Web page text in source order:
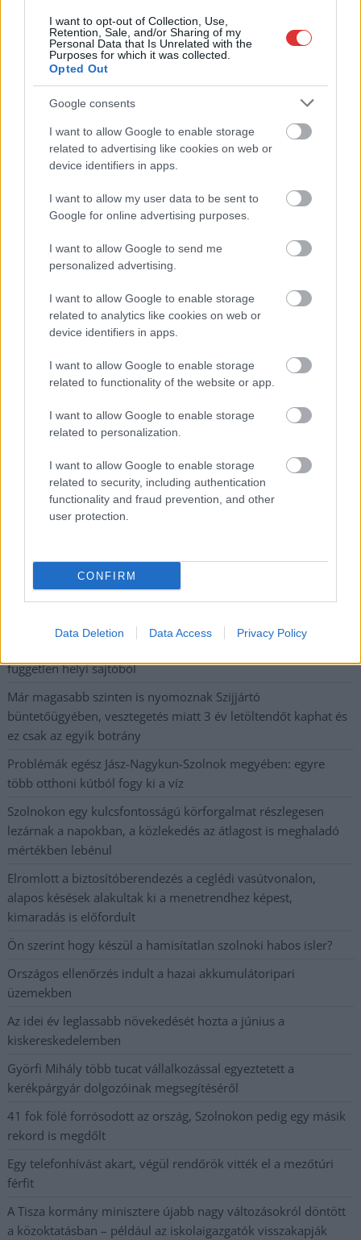
I want to opt-out of Collection, Use,
Retention, Sale, and/or Sharing of my
Personal Data that Is Unrelated with the
Purposes for which it was collected.
Opted Out
Google consents
I want to allow Google to enable storage
related to advertising like cookies on web or
device identifiers in apps.
I want to allow my user data to be sent to
Google for online advertising purposes.
I want to allow Google to send me
personalized advertising.
I want to allow Google to enable storage
related to analytics like cookies on web or
device identifiers in apps.
I want to allow Google to enable storage
related to functionality of the website or app.
I want to allow Google to enable storage
related to personalization.
I want to allow Google to enable storage
related to security, including authentication
functionality and fraud prevention, and other
user protection.
CONFIRM
Data Deletion Data Access Privacy Policy
Hírlevél feliratkozás
meg e-mail címét:
Megismertem és elfogadom a
Nem szeretne lemaradni semmiről? Csak egy kattintás, és hírlevelünk a
legfrissebb információkkal és exkluzív tartalmakkal hétről hétre
postaládájába érkezik!
A SZOL24 legfrissebb 24 cikke
A Tisza Párt Dr. Baka Andrást jelöli köztársasági elnöknek
Óriási, több mint két méteres harcsát fogott a Tiszán a 13 éves
fiú (VIDEÓVAL)
fennakadásokra és pótlóbuszos közlekedésre számítsunk az
egyik Jász-Nagykun-Szolnok megyei vasútvonalon
független helyi sajtóból
Már magasabb szinten is nyomoznak Szijjártó
büntetőügyében, vesztegetés miatt 3 év letöltendőt kaphat és
ez csak az egyik botrány
Problémák egész Jász-Nagykun-Szolnok megyében: egyre
több otthoni kútból fogy ki a víz
Szolnokon egy kulcsfontosságú körforgalmat részlegesen
lezárnak a napokban, a közlekedés az átlagost is meghaladó
mértékben lebénul
Elromlott a biztosítóberendezés a ceglédi vasútvonalon,
alapos késések alakultak ki a menetrendhez képest,
kimaradás is előfordult
Ön szerint hogy készül a hamisítatlan szolnoki habos isler?
Országos ellenőrzés indult a hazai akkumulátoripari
üzemekben
Az idei év leglassabb növekedését hozta a június a
kiskereskedelemben
Györfi Mihály több tucat vállalkozással egyeztetett a
kerékpárgyár dolgozóinak megsegítéséről
41 fok fölé forrósodott az ország, Szolnokon pedig egy másik
rekord is megdőlt
Egy telefonhívást akart, végül rendőrök vitték el a mezőtúri
férfit
A Tisza kormány minisztere újabb nagy változásokról döntött
a közoktatásban – például az iskolaigazgatók visszakapják